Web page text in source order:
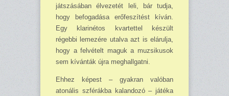
játszásában élvezetét leli, bár tudja,
hogy befogadása erőfeszítést kíván.
Egy klarinétos kvartettel készült
régebbi lemezére utalva azt is elárulja,
hogy a felvételt maguk a muzsikusok
sem kívánták újra meghallgatni.
Ehhez képest – gyakran valóban
atonális szférákba kalandozó – játéka